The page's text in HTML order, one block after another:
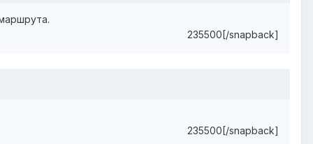
235500[/snapback]
235500[/snapback]